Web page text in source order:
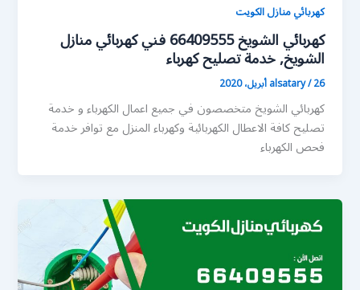
كهربائي منازل الكويت
كهربائي الشويخ 66409555 فني كهربائي منازل
الشويخ, خدمة تصليح كهرباء
alsatary/26 أبريل، 2020
كهربائي الشويخ متخصصون في جميع اعمال الكهرباء و خدمة
تصليح كافة الاعطال الكهربائية وكهرباء المنزل مع توافر خدمة
فحص الكهرباء